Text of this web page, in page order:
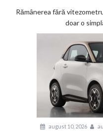
Rămânerea fără
doar o
august 10, 2026